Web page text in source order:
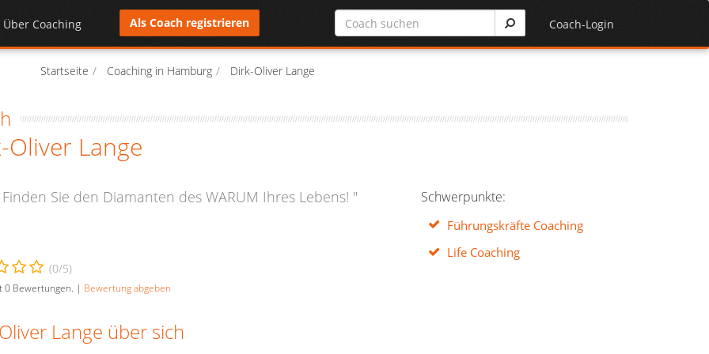
Über Coaching Coach-Login
Als Coach registrieren
Startseite Coaching in Hamburg Dirk-Oliver Lange
Oliver Lange
Finden Sie den Diamanten des WARUM Ihres Lebens! "
(0/5)
0Bewertungen. | Bewertung abgeben
Schwerpunkte:
Führungskräfte Coaching
Life Coaching
Lange über sich